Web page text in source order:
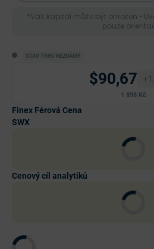
*Váš kapitál může být ohrožen •
pouze
STAV TRHU NEZNÁMÝ
$90,67
1 898 Kč
Finex Férová Cena
SWX
Cenový cíl analytiků